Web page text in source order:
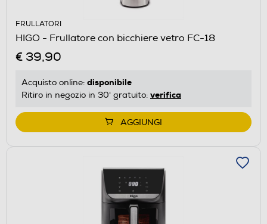
FRULLATORI
HIGO - Frullatore con bicchiere vetro FC-18
€ 39,90
Acquisto online: disponibile
Ritiro in negozio in 30' gratuito: verifica
AGGIUNGI